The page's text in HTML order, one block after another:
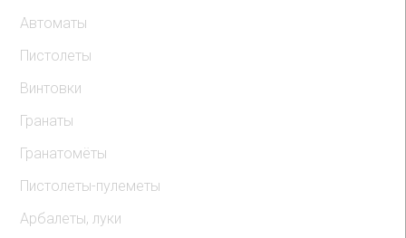
Автоматы
Пистолеты
Винтовки
Гранаты
Гранатомёты
Пистолеты-пулеметы
Арбалеты, луки